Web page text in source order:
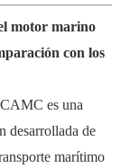
motor marino
con los
es una
desarrollada de
marítimo